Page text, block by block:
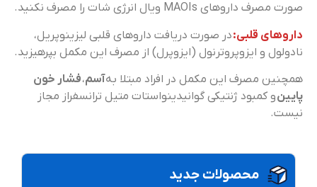
صورت مصرف داروهای MAOIs ویال انرژی شات را مصرف نکنید.
داروهای قلبی:در صورت دریافت داروهای قلبی لیزینوپریل،
نادولول و ایزوپروترنول (ایزوپرل) از مصرف این مکمل بپرهیزید.
همچنین مصرف این مکمل در افراد مبتلا بهآسم،فشار خون
پایینو کمبود ژنتیکی گوانیدینواستات متیل ترانسفراز مجاز
نیست.
محصولات جدید